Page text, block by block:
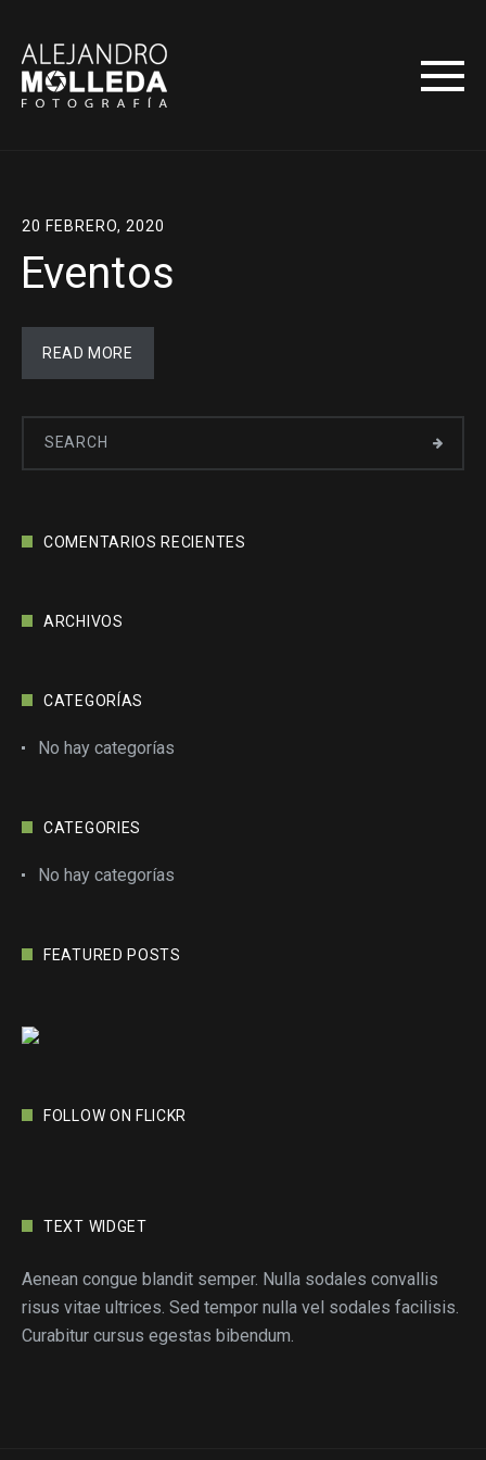
20 FEBRERO, 2020
Eventos
READ MORE
COMENTARIOS RECIENTES
ARCHIVOS
CATEGORÍAS
No hay categorías
CATEGORIES
No hay categorías
FEATURED POSTS
FOLLOW ON FLICKR
TEXT WIDGET
Aenean congue blandit semper. Nulla sodales convallis
risus vitae ultrices. Sed tempor nulla vel sodales facilisis.
Curabitur cursus egestas bibendum.